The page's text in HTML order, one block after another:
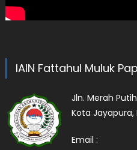
IAIN Fattahul Muluk
Jln. Merah
Kota Jayapura,
Email :